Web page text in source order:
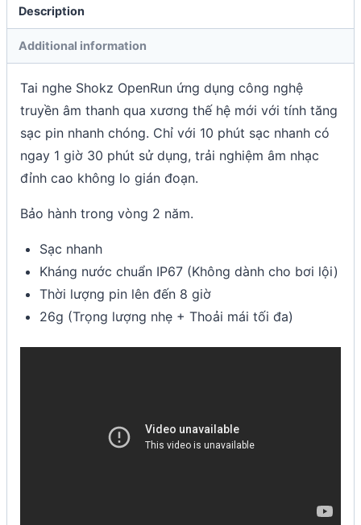
Description
Additional information
Tai nghe Shokz OpenRun ứng dụng công nghệ
truyền âm thanh qua xương thế hệ mới với tính tăng
sạc pin nhanh chóng. Chỉ với 10 phút sạc nhanh có
ngay 1 giờ 30 phút sử dụng, trải nghiệm âm nhạc
đỉnh cao không lo gián đoạn.
Bảo hành trong vòng 2 năm.
Sạc nhanh
Kháng nước chuẩn IP67 (Không dành cho bơi lội)
Thời lượng pin lên đến 8 giờ
26g (Trọng lượng nhẹ + Thoải mái tối đa)